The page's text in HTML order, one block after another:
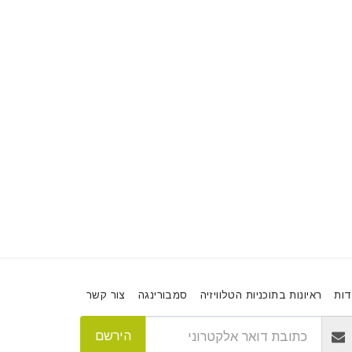
ראיונות בתוכניות הטלוויזיה סמבורינגה צור קשר
הירשם